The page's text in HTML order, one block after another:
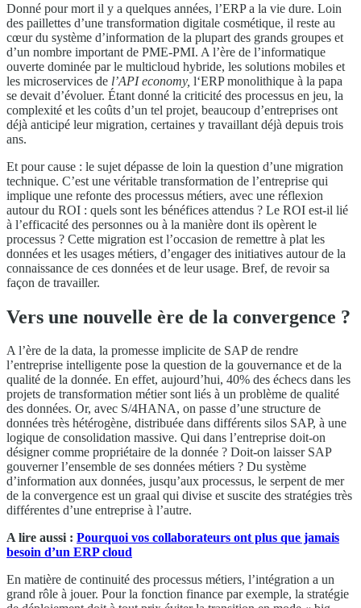
Donné pour mort il y a quelques années, l’ERP a la vie dure. Loin
des paillettes d’une transformation digitale cosmétique, il reste au
cœur du système d’information de la plupart des grands groupes et
d’un nombre important de PME-PMI. A l’ère de l’informatique
ouverte dominée par le multicloud hybride, les solutions mobiles et
les microservices de l’API economy, l‘ERP monolithique à la papa
se devait d’évoluer. Étant donné la criticité des processus en jeu, la
complexité et les coûts d’un tel projet, beaucoup d’entreprises ont
déjà anticipé leur migration, certaines y travaillant déjà depuis trois
ans.
Et pour cause : le sujet dépasse de loin la question d’une migration
technique. C’est une véritable transformation de l’entreprise qui
implique une refonte des processus métiers, avec une réflexion
autour du ROI : quels sont les bénéfices attendus ? Le ROI est-il lié
à l’efficacité des personnes ou à la manière dont ils opèrent le
processus ? Cette migration est l’occasion de remettre à plat les
données et les usages métiers, d’engager des initiatives autour de la
connaissance de ces données et de leur usage. Bref, de revoir sa
façon de travailler.
Vers une nouvelle ère de la convergence ?
A l’ère de la data, la promesse implicite de SAP de rendre
l’entreprise intelligente pose la question de la gouvernance et de la
qualité de la donnée. En effet, aujourd’hui, 40% des échecs dans les
projets de transformation métier sont liés à un problème de qualité
des données. Or, avec S/4HANA, on passe d’une structure de
données très hétérogène, distribuée dans différents silos SAP, à une
logique de consolidation massive. Qui dans l’entreprise doit-on
désigner comme propriétaire de la donnée ? Doit-on laisser SAP
gouverner l’ensemble de ses données métiers ? Du système
d’information aux données, jusqu’aux processus, le serpent de mer
de la convergence est un graal qui divise et suscite des stratégies très
différentes d’une entreprise à l’autre.
A lire aussi : Pourquoi vos collaborateurs ont plus que jamais
besoin d’un ERP cloud
En matière de continuité des processus métiers, l’intégration a un
grand rôle à jouer. Pour la fonction finance par exemple, la stratégie